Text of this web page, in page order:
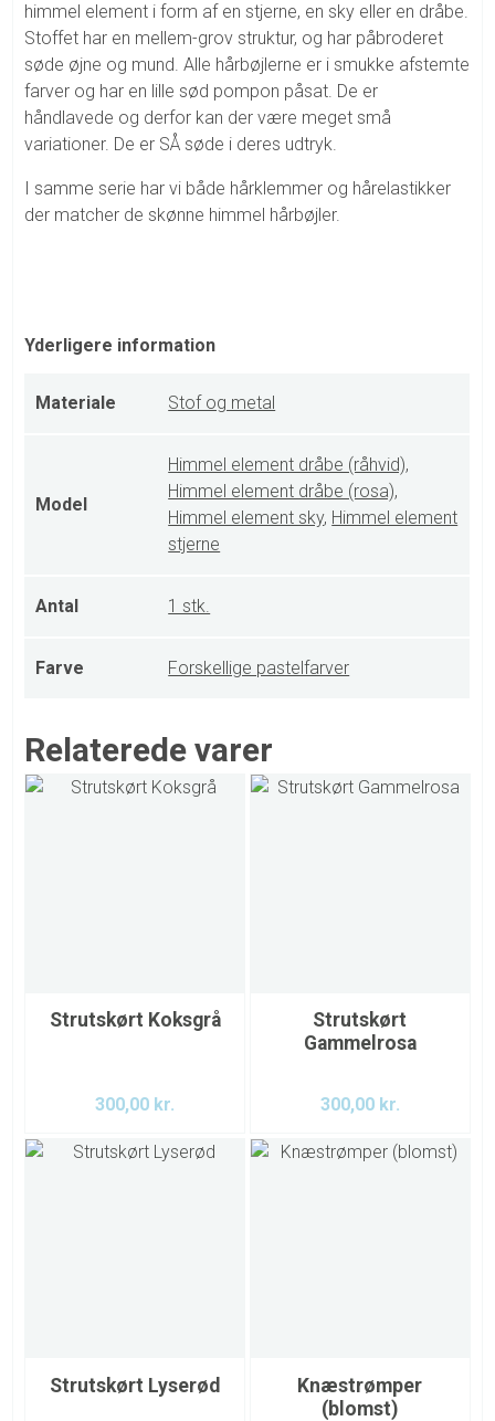
himmel element i form af en stjerne, en sky eller en dråbe.
Stoffet har en mellem-grov struktur, og har påbroderet
søde øjne og mund. Alle hårbøjlerne er i smukke afstemte
farver og har en lille sød pompon påsat. De er
håndlavede og derfor kan der være meget små
variationer. De er SÅ søde i deres udtryk.
I samme serie har vi både hårklemmer og hårelastikker
der matcher de skønne himmel hårbøjler.
Yderligere information
Materiale Stof og metal
Model
Himmel element dråbe (råhvid),
Himmel element dråbe (rosa),
Himmel element sky, Himmel element
stjerne
Antal 1 stk.
Farve Forskellige pastelfarver
Relaterede varer
Strutskørt Koksgrå
300,00 kr.
Strutskørt
Gammelrosa
300,00 kr.
Strutskørt Lyserød
Knæstrømper
(blomst)